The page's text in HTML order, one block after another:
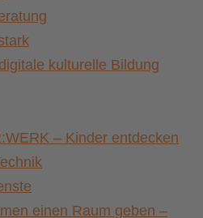
kulturelle Bildung
– Kinder entdecken
einen Raum geben –